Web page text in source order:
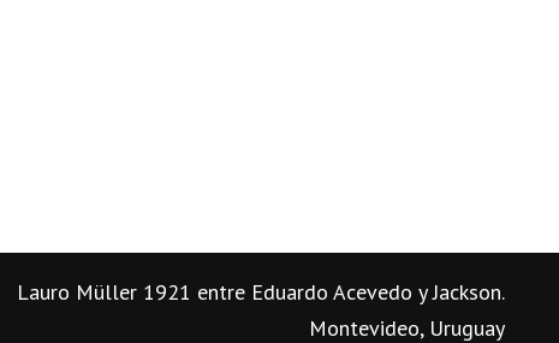
Lauro Müller 1921 entre Eduardo Acevedo y Jackson.
Montevideo, Uruguay